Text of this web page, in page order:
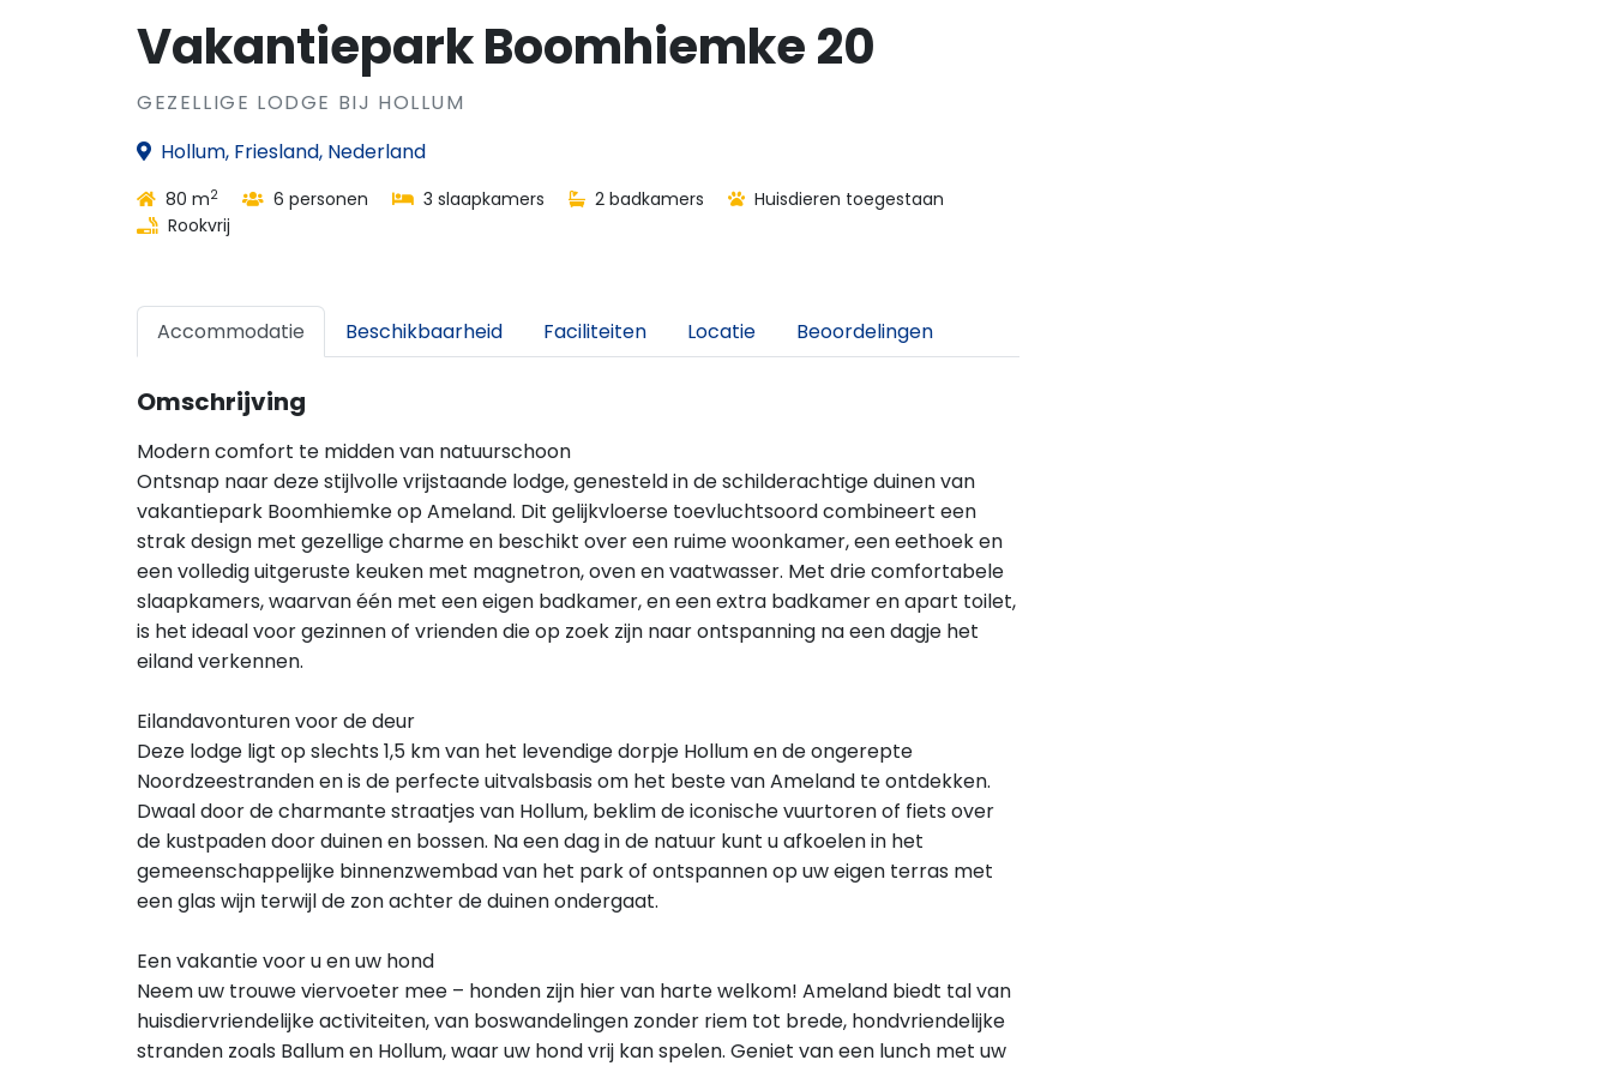
Vakantiepark Boomhiemke 20
GEZELLIGE LODGE BIJ HOLLUM
Hollum, Friesland, Nederland
80 m2 6 personen 3 slaapkamers 2 badkamers
Huisdieren toegestaan
Rookvrij
Accommodatie Beschikbaarheid Faciliteiten Locatie Beoordelingen
Omschrijving
Modern comfort te midden van natuurschoon
Ontsnap naar deze stijlvolle vrijstaande lodge, genesteld in de schilderachtige duinen van
vakantiepark Boomhiemke op Ameland. Dit gelijkvloerse toevluchtsoord combineert een
strak design met gezellige charme en beschikt over een ruime woonkamer, een eethoek en
een volledig uitgeruste keuken met magnetron, oven en vaatwasser. Met drie comfortabele
slaapkamers, waarvan één met een eigen badkamer, en een extra badkamer en apart toilet,
is het ideaal voor gezinnen of vrienden die op zoek zijn naar ontspanning na een dagje het
eiland verkennen.
Eilandavonturen voor de deur
Deze lodge ligt op slechts 1,5 km van het levendige dorpje Hollum en de ongerepte
Noordzeestranden en is de perfecte uitvalsbasis om het beste van Ameland te ontdekken.
Dwaal door de charmante straatjes van Hollum, beklim de iconische vuurtoren of fiets over
de kustpaden door duinen en bossen. Na een dag in de natuur kunt u afkoelen in het
gemeenschappelijke binnenzwembad van het park of ontspannen op uw eigen terras met
een glas wijn terwijl de zon achter de duinen ondergaat.
Een vakantie voor u en uw hond
Neem uw trouwe viervoeter mee – honden zijn hier van harte welkom! Ameland biedt tal van
huisdiervriendelijke activiteiten, van boswandelingen zonder riem tot brede, hondvriendelijke
stranden zoals Ballum en Hollum, waar uw hond vrij kan spelen. Geniet van een lunch met uw